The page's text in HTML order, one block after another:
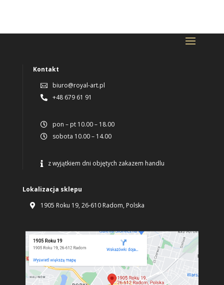
Kontakt
 biuro@royal-art.pl
 +48 679 61 91
 pon – pt 10.00 – 18.00
 sobota 10.00 – 14.00
 z wyjątkiem dni objętych zakazem handlu
Lokalizacja sklepu
 1905 Roku 19, 26-610 Radom, Polska